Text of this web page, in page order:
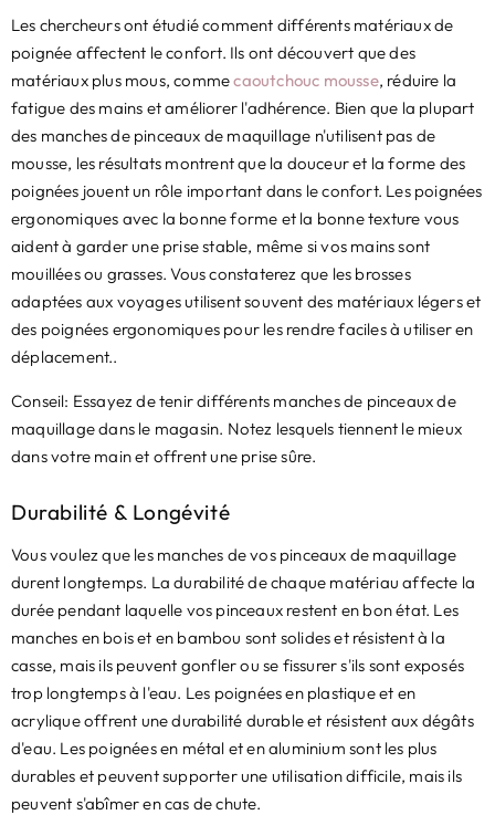
Les chercheurs ont étudié comment différents matériaux de
poignée affectent le confort. Ils ont découvert que des
matériaux plus mous, commecaoutchouc mousse, réduire la
fatigue des mains et améliorer l'adhérence. Bien que la plupart
des manches de pinceaux de maquillage n'utilisent pas de
mousse, les résultats montrent que la douceur et la forme des
poignées jouent un rôle important dans le confort. Les poignées
ergonomiques avec la bonne forme et la bonne texture vous
aident à garder une prise stable, même si vos mains sont
mouillées ou grasses. Vous constaterez que les brosses
adaptées aux voyages utilisent souvent des matériaux légers et
des poignées ergonomiques pour les rendre faciles à utiliser en
déplacement..
Conseil: Essayez de tenir différents manches de pinceaux de
maquillage dans le magasin. Notez lesquels tiennent le mieux
dans votre main et offrent une prise sûre.
Durabilité & Longévité
Vous voulez que les manches de vos pinceaux de maquillage
durent longtemps. La durabilité de chaque matériau affecte la
durée pendant laquelle vos pinceaux restent en bon état. Les
manches en bois et en bambou sont solides et résistent à la
casse, mais ils peuvent gonfler ou se fissurer s'ils sont exposés
trop longtemps à l'eau. Les poignées en plastique et en
acrylique offrent une durabilité durable et résistent aux dégâts
d'eau. Les poignées en métal et en aluminium sont les plus
durables et peuvent supporter une utilisation difficile, mais ils
peuvent s'abîmer en cas de chute.